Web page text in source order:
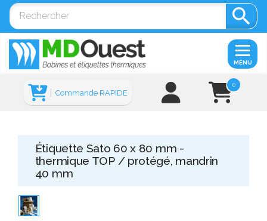

0
Commande RAPIDE
MENU
Étiquette Sato 60 x 80 mm -
thermique TOP / protégé, mandrin
40 mm